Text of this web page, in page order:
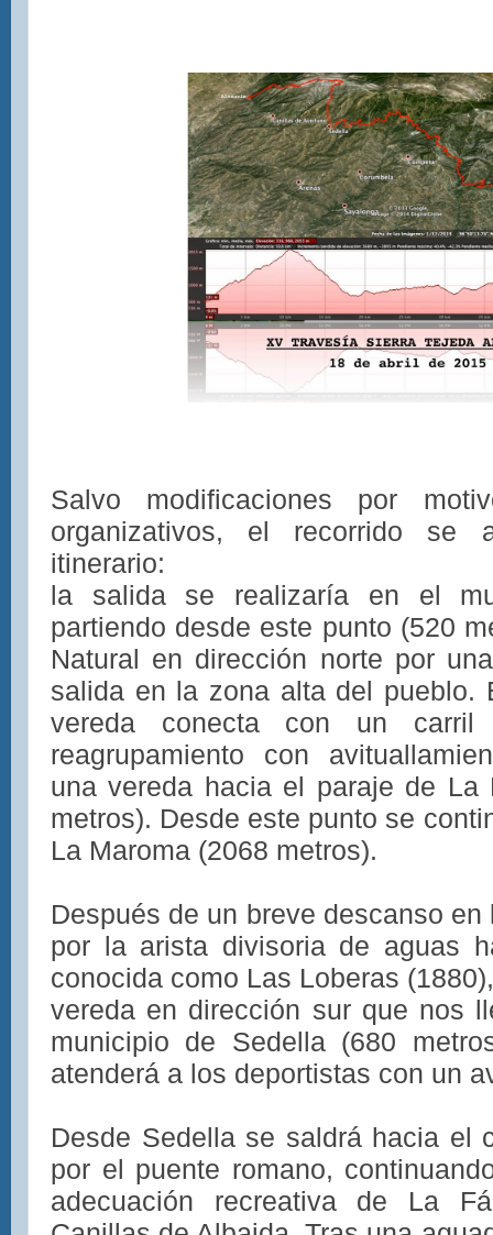
Salvo modificaciones por
organizativos, el recorrido se
itinerario:
la salida se realizaría en el
partiendo desde este punto (520
Natural en dirección norte por
salida en la zona alta del pueblo.
vereda conecta con un
reagrupamiento con
una vereda hacia el paraje de La
metros). Desde este punto se
La Maroma (2068 metros).
Después de un breve descanso
por la arista divisoria de aguas
conocida como Las Loberas
vereda en dirección sur que nos
municipio de Sedella (680
atenderá a los deportistas con un
Desde Sedella se saldrá hacia el
por el puente romano,
adecuación recreativa de La